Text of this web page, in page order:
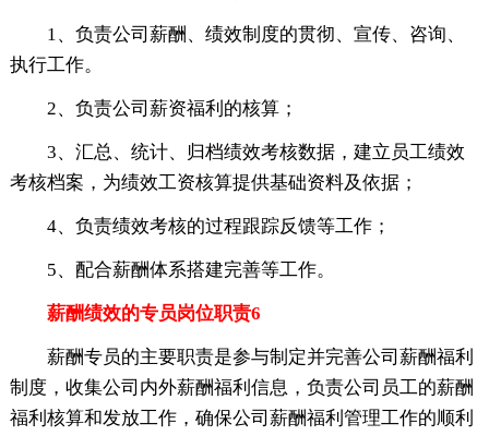
1、负责公司薪酬、绩效制度的贯彻、宣传、咨询、
执行工作。
2、负责公司薪资福利的核算；
3、汇总、统计、归档绩效考核数据，建立员工绩效
考核档案，为绩效工资核算提供基础资料及依据；
4、负责绩效考核的过程跟踪反馈等工作；
5、配合薪酬体系搭建完善等工作。
薪酬绩效的专员岗位职责6
薪酬专员的主要职责是参与制定并完善公司薪酬福利
制度，收集公司内外薪酬福利信息，负责公司员工的薪酬
福利核算和发放工作，确保公司薪酬福利管理工作的顺利